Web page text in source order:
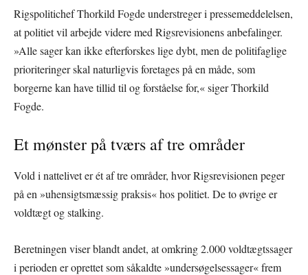
Rigspolitichef Thorkild Fogde understreger i pressemeddelelsen,
at politiet vil arbejde videre med Rigsrevisionens anbefalinger.
»Alle sager kan ikke efterforskes lige dybt, men de politifaglige
prioriteringer skal naturligvis foretages på en måde, som
borgerne kan have tillid til og forståelse for,« siger Thorkild
Fogde.
Et mønster på tværs af tre områder
Vold i nattelivet er ét af tre områder, hvor Rigsrevisionen peger
på en »uhensigtsmæssig praksis« hos politiet. De to øvrige er
voldtægt og stalking.
Beretningen viser blandt andet, at omkring 2.000 voldtægtssager
i perioden er oprettet som såkaldte »undersøgelsessager« frem